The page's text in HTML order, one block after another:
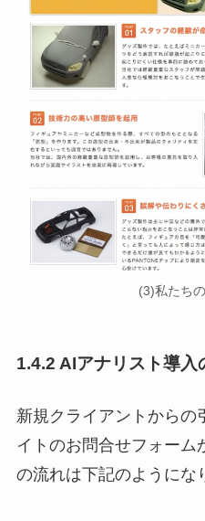
(3)私たち
1.4.2 AIアナリスト導入
新規クライアントからの
イトのお問合せフォーム
の流れは下記のようにな